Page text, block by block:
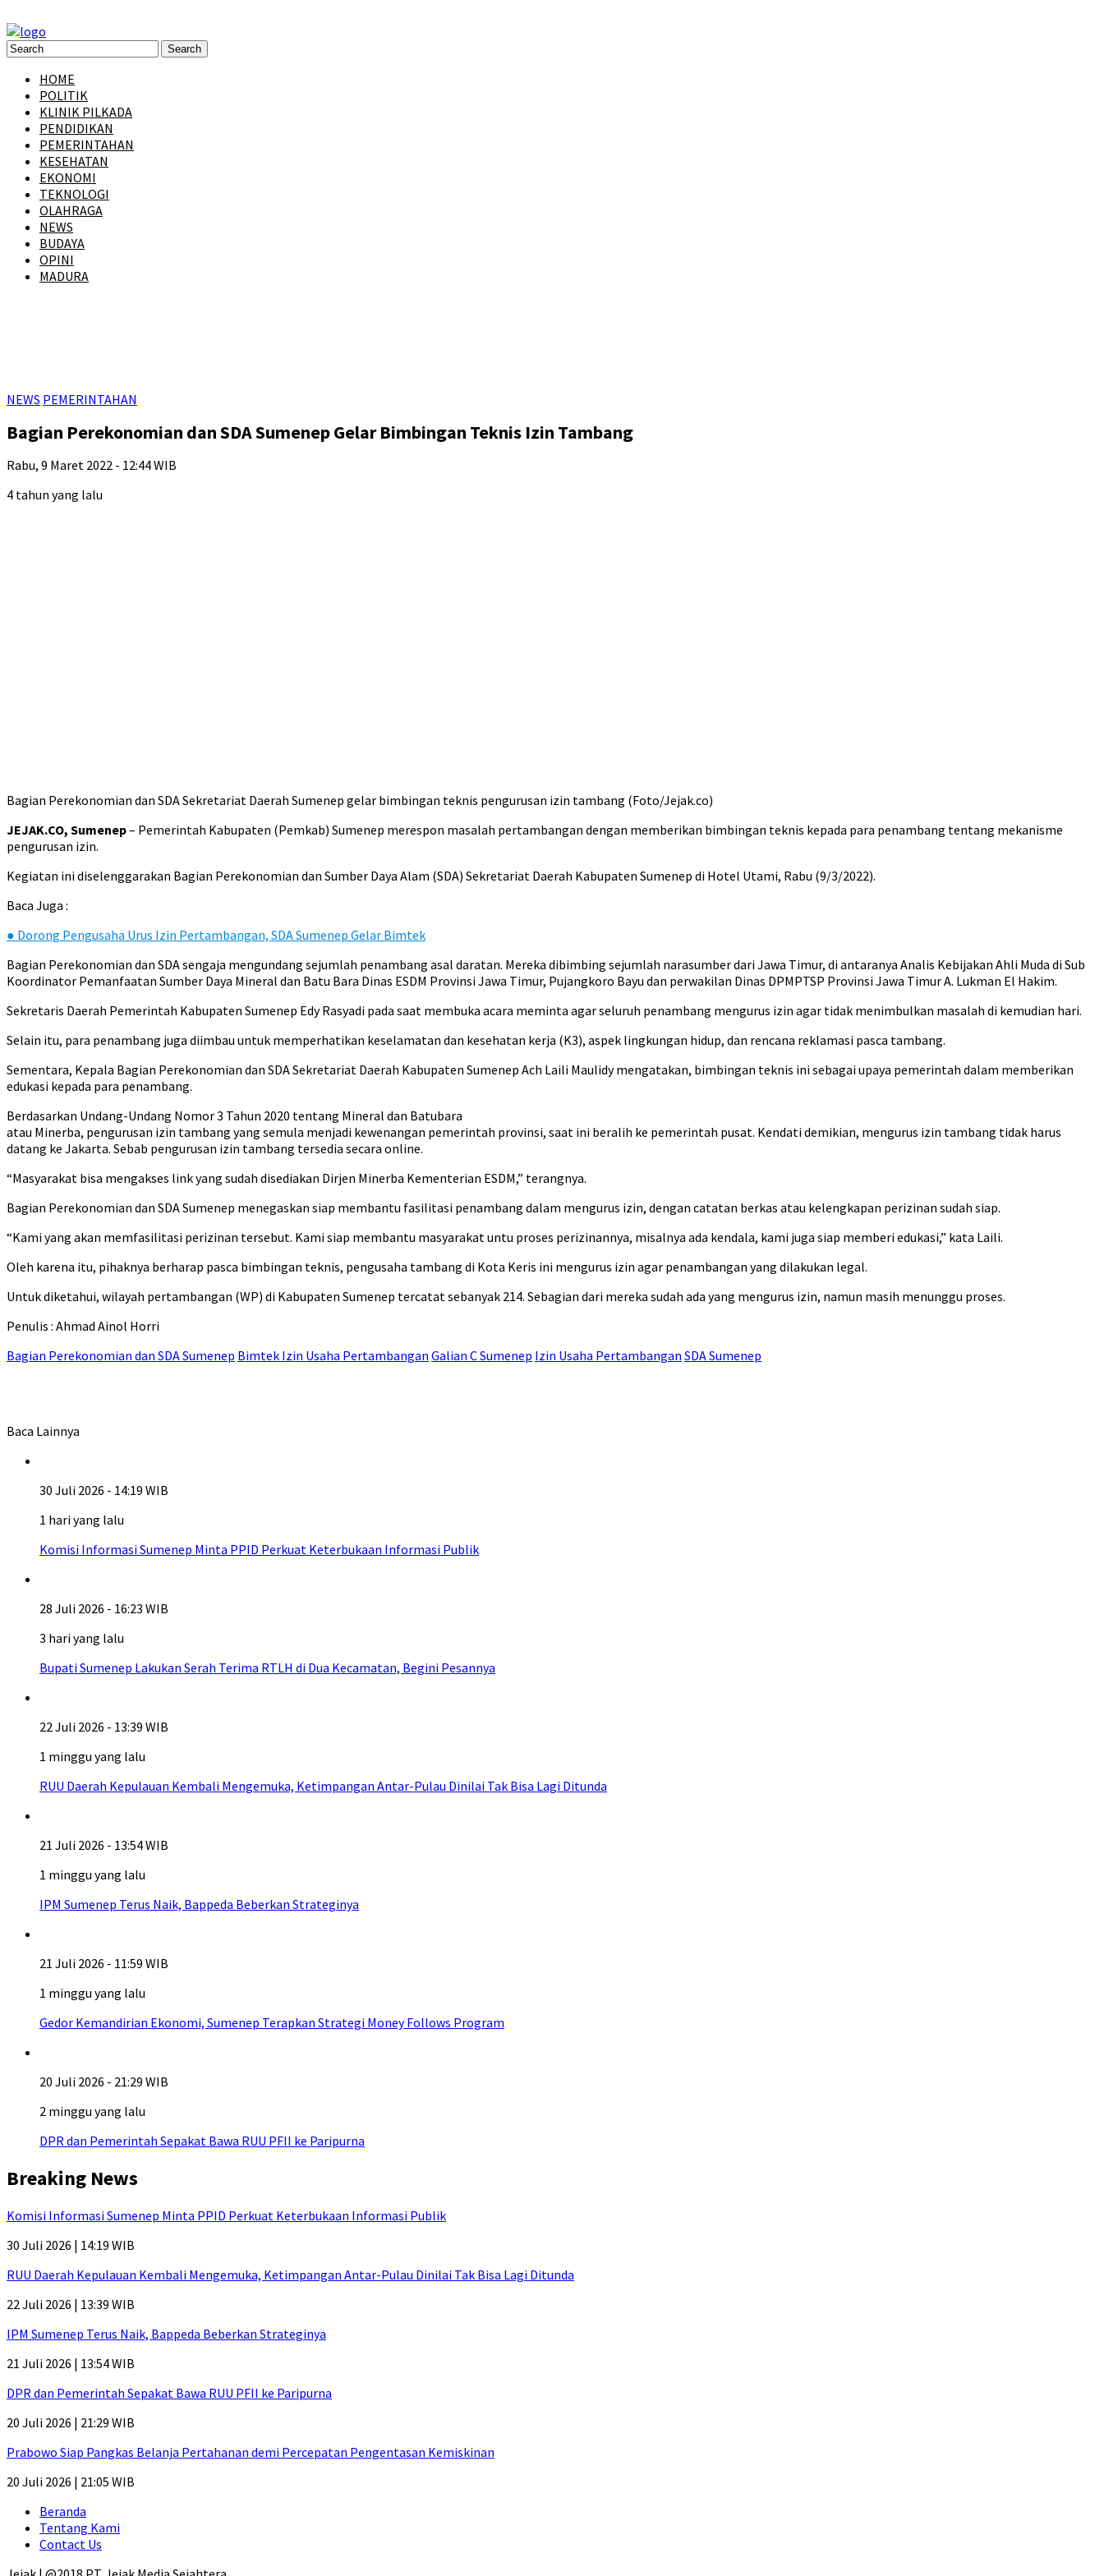
HOME
POLITIK
KLINIK PILKADA
PENDIDIKAN
PEMERINTAHAN
KESEHATAN
EKONOMI
TEKNOLOGI
OLAHRAGA
NEWS
BUDAYA
OPINI
MADURA
NEWS PEMERINTAHAN
Bagian Perekonomian dan SDA Sumenep Gelar Bimbingan Teknis Izin Tambang
Rabu, 9 Maret 2022 - 12:44 WIB
4 tahun yang lalu
Bagian Perekonomian dan SDA Sekretariat Daerah Sumenep gelar bimbingan teknis pengurusan izin tambang (Foto/Jejak.co)
JEJAK.CO, Sumenep– Pemerintah Kabupaten (Pemkab) Sumenep merespon masalah pertambangan dengan memberikan bimbingan teknis kepada para penambang tentang mekanisme
pengurusan izin.
Kegiatan ini diselenggarakan Bagian Perekonomian dan Sumber Daya Alam (SDA) Sekretariat Daerah Kabupaten Sumenep di Hotel Utami, Rabu (9/3/2022).
Baca Juga :
● Dorong Pengusaha Urus Izin Pertambangan, SDA Sumenep Gelar Bimtek
Bagian Perekonomian dan SDA sengaja mengundang sejumlah penambang asal daratan. Mereka dibimbing sejumlah narasumber dari Jawa Timur, di antaranya Analis Kebijakan Ahli Muda di Sub
Koordinator Pemanfaatan Sumber Daya Mineral dan Batu Bara Dinas ESDM Provinsi Jawa Timur, Pujangkoro Bayu dan perwakilan Dinas DPMPTSP Provinsi Jawa Timur A. Lukman El Hakim.
Sekretaris Daerah Pemerintah Kabupaten Sumenep Edy Rasyadi pada saat membuka acara meminta agar seluruh penambang mengurus izin agar tidak menimbulkan masalah di kemudian hari.
Selain itu, para penambang juga diimbau untuk memperhatikan keselamatan dan kesehatan kerja (K3), aspek lingkungan hidup, dan rencana reklamasi pasca tambang.
Sementara, Kepala Bagian Perekonomian dan SDA Sekretariat Daerah Kabupaten Sumenep Ach Laili Maulidy mengatakan, bimbingan teknis ini sebagai upaya pemerintah dalam memberikan
edukasi kepada para penambang.
Berdasarkan Undang-Undang Nomor 3 Tahun 2020 tentang Mineral dan Batubara
atau Minerba, pengurusan izin tambang yang semula menjadi kewenangan pemerintah provinsi, saat ini beralih ke pemerintah pusat. Kendati demikian, mengurus izin tambang tidak harus
datang ke Jakarta. Sebab pengurusan izin tambang tersedia secara online.
“Masyarakat bisa mengakses link yang sudah disediakan Dirjen Minerba Kementerian ESDM,” terangnya.
Bagian Perekonomian dan SDA Sumenep menegaskan siap membantu fasilitasi penambang dalam mengurus izin, dengan catatan berkas atau kelengkapan perizinan sudah siap.
“Kami yang akan memfasilitasi perizinan tersebut. Kami siap membantu masyarakat untu proses perizinannya, misalnya ada kendala, kami juga siap memberi edukasi,” kata Laili.
Oleh karena itu, pihaknya berharap pasca bimbingan teknis, pengusaha tambang di Kota Keris ini mengurus izin agar penambangan yang dilakukan legal.
Untuk diketahui, wilayah pertambangan (WP) di Kabupaten Sumenep tercatat sebanyak 214. Sebagian dari mereka sudah ada yang mengurus izin, namun masih menunggu proses.
Penulis : Ahmad Ainol Horri
Bagian Perekonomian dan SDA Sumenep Bimtek Izin Usaha Pertambangan Galian C Sumenep Izin Usaha Pertambangan SDA Sumenep
Baca Lainnya
30 Juli 2026 - 14:19 WIB
1 hari yang lalu
Komisi Informasi Sumenep Minta PPID Perkuat Keterbukaan Informasi Publik
28 Juli 2026 - 16:23 WIB
3 hari yang lalu
Bupati Sumenep Lakukan Serah Terima RTLH di Dua Kecamatan, Begini Pesannya
22 Juli 2026 - 13:39 WIB
1 minggu yang lalu
RUU Daerah Kepulauan Kembali Mengemuka, Ketimpangan Antar-Pulau Dinilai Tak Bisa Lagi Ditunda
21 Juli 2026 - 13:54 WIB
1 minggu yang lalu
IPM Sumenep Terus Naik, Bappeda Beberkan Strateginya
21 Juli 2026 - 11:59 WIB
1 minggu yang lalu
Gedor Kemandirian Ekonomi, Sumenep Terapkan Strategi Money Follows Program
20 Juli 2026 - 21:29 WIB
2 minggu yang lalu
DPR dan Pemerintah Sepakat Bawa RUU PFII ke Paripurna
Breaking News
Komisi Informasi Sumenep Minta PPID Perkuat Keterbukaan Informasi Publik
30 Juli 2026 | 14:19 WIB
RUU Daerah Kepulauan Kembali Mengemuka, Ketimpangan Antar-Pulau Dinilai Tak Bisa Lagi Ditunda
22 Juli 2026 | 13:39 WIB
IPM Sumenep Terus Naik, Bappeda Beberkan Strateginya
21 Juli 2026 | 13:54 WIB
DPR dan Pemerintah Sepakat Bawa RUU PFII ke Paripurna
20 Juli 2026 | 21:29 WIB
Prabowo Siap Pangkas Belanja Pertahanan demi Percepatan Pengentasan Kemiskinan
20 Juli 2026 | 21:05 WIB
Beranda
Tentang Kami
Contact Us